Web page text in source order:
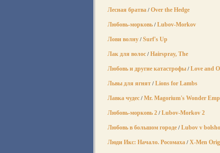
Лесная братва / Over the Hedge
Любовь-морковь / Lubov-Morkov
Лови волну / Surf's Up
Лак для волос / Hairspray, The
Любовь и другие катастрофы / Love and
Львы для ягнят / Lions for Lambs
Лавка чудес / Mr. Magorium's Wonder
Любовь-морковь 2 / Lubov-Morkov 2
Любовь в большом городе / Lubov v
Люди Икс: Начало. Росомаха / X-Men